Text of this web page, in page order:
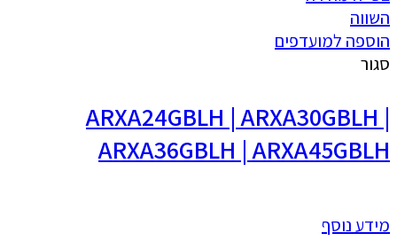
השווה
הוספה למועדפים
סגור
ARXA24GBLH | ARXA30GBLH |
ARXA36GBLH | ARXA45GBLH
מידע נוסף